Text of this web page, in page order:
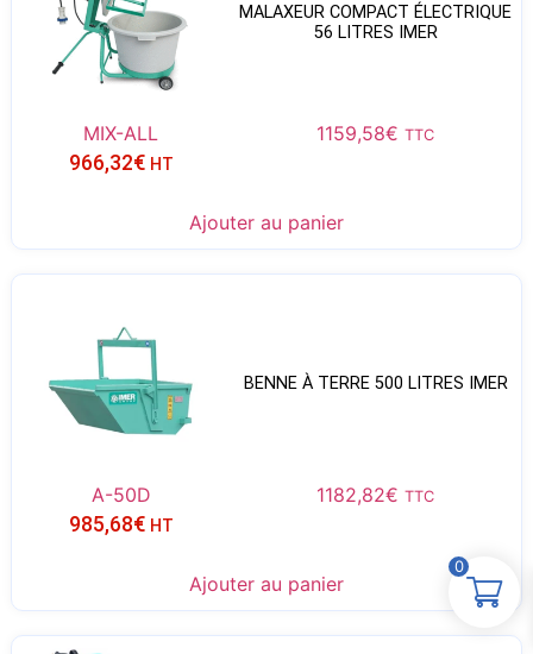
MALAXEUR COMPACT ÉLECTRIQUE
56 LITRES IMER
MIX-ALL 1159,58€ TTC
966,32€ HT
Ajouter au panier
BENNE À TERRE 500 LITRES IMER
A-50D 1182,82€ TTC
985,68€ HT
Ajouter au panier
0